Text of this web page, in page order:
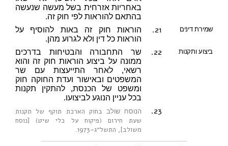
באחריות אזרחית בשל מעשה שנעשה
בהתאם להוראות לפי חוק זה.
21. שמירת דינים
הוראות חוק זה באות להוסיף על
הוראות כל דין ולא לגרוע מהן.
22. ביצוע ותקנות
שר התחבורה והבטיחות בדרכים
ממונה על ביצוע הוראות חוק זה והוא
רשאי, לאחר התייעצות עם שר
המשפטים ובאישור ועדת החוקה חוק
ומשפט של הכנסת, להתקין תקנות
בכל עניין הנוגע לביצועו.
23. הנוסח שולב בחוק הארכת תוקף של תקנות
שעת חירום (פיקוח על כלי שיט) [נוסח
משולב], התשל״ג–1973
.